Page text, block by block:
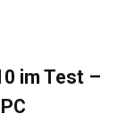
im Test –